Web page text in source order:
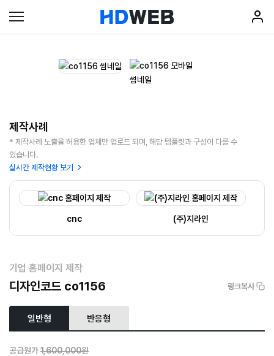
제작사례
* 제작사례 노출을 허용한 업체만 업로드 되며, 해당 템플릿과 구성이 다를 수
있습니다.
실시간 제작현황 보기
cnc (주)지라인
기업 홈페이지 제작
디자인코드 co1156 링크복사
일반형 반응형
공급원가1,600,000원